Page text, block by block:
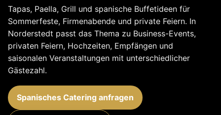
Tapas, Paella, Grill und spanische Buffetideen für
Sommerfeste, Firmenabende und private Feiern. In
Norderstedt passt das Thema zu Business-Events,
privaten Feiern, Hochzeiten, Empfängen und
saisonalen Veranstaltungen mit unterschiedlicher
Gästezahl.
Spanisches Catering anfragen